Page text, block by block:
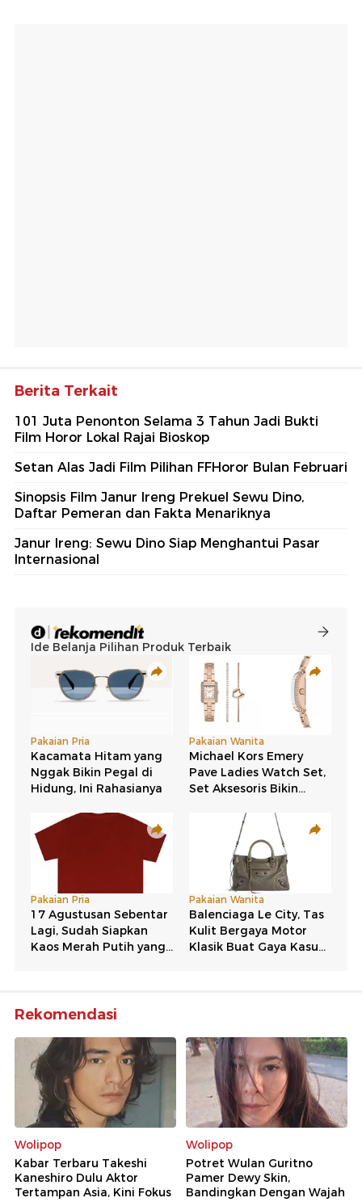
Berita Terkait
101 Juta Penonton Selama 3 Tahun Jadi Bukti
Film Horor Lokal Rajai Bioskop
Setan Alas Jadi Film Pilihan FFHoror Bulan Februari
Sinopsis Film Janur Ireng Prekuel Sewu Dino,
Daftar Pemeran dan Fakta Menariknya
Janur Ireng: Sewu Dino Siap Menghantui Pasar
Internasional
Rekomendasi
Wolipop
Kabar Terbaru Takeshi
Kaneshiro Dulu Aktor
Tertampan Asia, Kini Fokus
Wolipop
Potret Wulan Guritno
Pamer Dewy Skin,
Bandingkan Dengan Wajah